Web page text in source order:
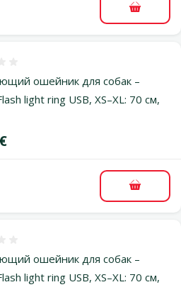
В
ошейник для собак –
light ring USB, XS–XL: 70 см,
В
ошейник для собак –
light ring USB, XS–XL: 70 см,